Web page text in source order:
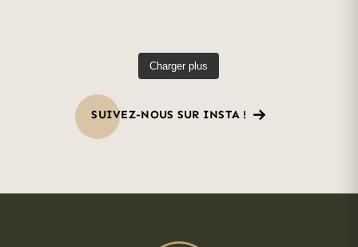
Charger plus
SUIVEZ-NOUS SUR INSTA !